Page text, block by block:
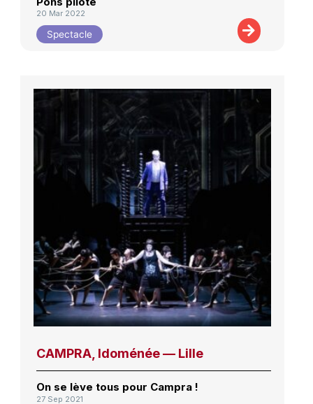
20 Mar 2022
Spectacle
CAMPRA, Idoménée — Lille
On se lève tous pour Campra !
27 Sep 2021